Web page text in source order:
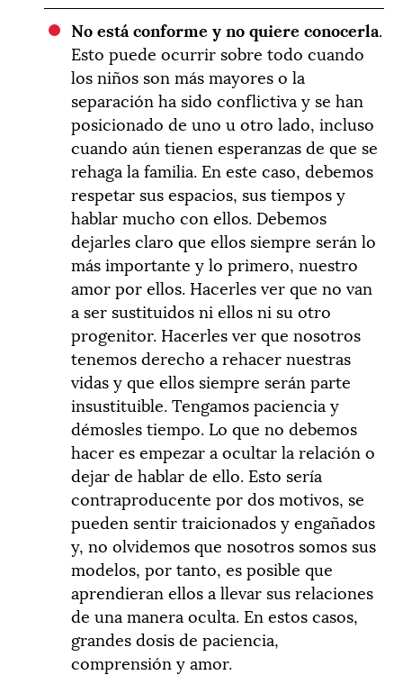
No está conforme y no quiere conocerla.
Esto puede ocurrir sobre todo cuando
los niños son más mayores o la
separación ha sido conflictiva y se han
posicionado de uno u otro lado, incluso
cuando aún tienen esperanzas de que se
rehaga la familia. En este caso, debemos
respetar sus espacios, sus tiempos y
hablar mucho con ellos. Debemos
dejarles claro que ellos siempre serán lo
más importante y lo primero, nuestro
amor por ellos. Hacerles ver que no van
a ser sustituidos ni ellos ni su otro
progenitor. Hacerles ver que nosotros
tenemos derecho a rehacer nuestras
vidas y que ellos siempre serán parte
insustituible. Tengamos paciencia y
démosles tiempo. Lo que no debemos
hacer es empezar a ocultar la relación o
dejar de hablar de ello. Esto sería
contraproducente por dos motivos, se
pueden sentir traicionados y engañados
y, no olvidemos que nosotros somos sus
modelos, por tanto, es posible que
aprendieran ellos a llevar sus relaciones
de una manera oculta. En estos casos,
grandes dosis de paciencia,
comprensión y amor.